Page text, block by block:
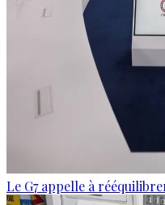
Le G7 appelle à